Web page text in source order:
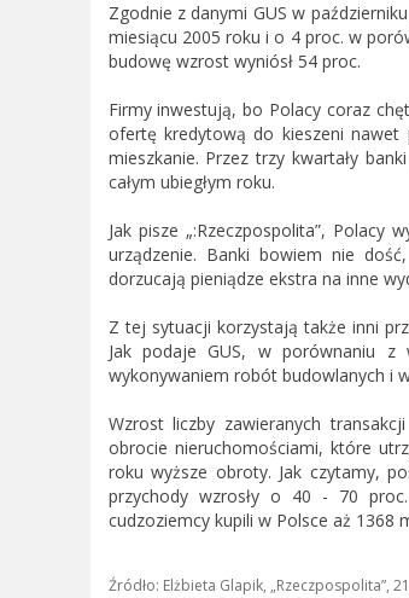
Zgodnie z danymi GUS w
miesiącu 2005 roku i o 4 proc. w
budowę wzrost wyniósł 54 proc.
Firmy inwestują, bo Polacy coraz
ofertę kredytową do kieszeni nawet
mieszkanie. Przez trzy kwartały
całym ubiegłym roku.
Jak pisze „:Rzeczpospolita”,
urządzenie. Banki bowiem nie
dorzucają pieniądze ekstra na inne
Z tej sytuacji korzystają także inni
Jak podaje GUS, w porównaniu z
wykonywaniem robót budowlanych i
Wzrost liczby zawieranych
obrocie nieruchomościami, które
roku wyższe obroty. Jak czytamy,
przychody wzrosły o 40 - 70
cudzoziemcy kupili w Polsce aż 1368
Źródło: Elżbieta Glapik, „Rzeczpospolita”,